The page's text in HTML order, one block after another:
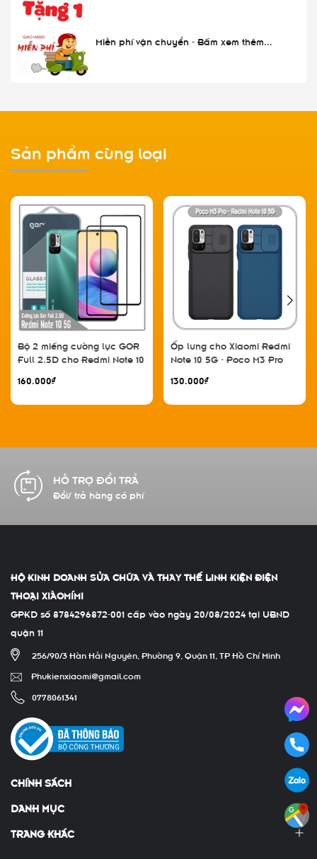
Miễn phí vận chuyển - Bấm xem thêm...
Sản phẩm cùng loại
Bộ 2 miếng cường lực GOR
Full 2.5D cho Redmi Note 10
nhập khẩu
160.000₫
Ốp lưng cho Xiaomi Redmi
Note 10 5G - Poco M3 Pro
camera - Hàng nhập khẩu
130.000₫
HỖ TRỢ ĐỔI TRẢ
Đổi/ trả hàng có phí
HỘ KINH DOANH SỬA CHỮA VÀ THAY THẾ LINH KIỆN ĐIỆN
THOẠI XIÀOMÍMI
GPKD số 8784296872-001 cấp vào ngày 20/08/2024 tại UBND
quận 11
256/90/3 Hàn Hải Nguyên, Phường 9, Quận 11, TP Hồ Chí Minh
Phukienxiaomi@gmail.com
0778061341
CHÍNH SÁCH
DANH MỤC
TRANG KHÁC